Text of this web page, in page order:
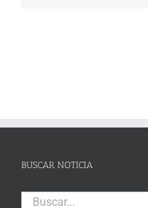
BUSCAR NOTICIA
Buscar: